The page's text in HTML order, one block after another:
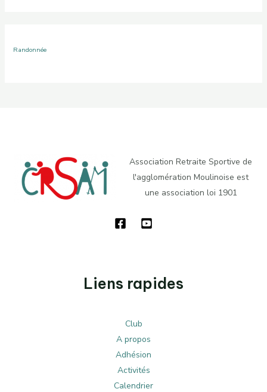
Randonnée
Association Retraite Sportive de
l'agglomération Moulinoise est
une association loi 1901
Liens rapides
Club
A propos
Adhésion
Activités
Calendrier